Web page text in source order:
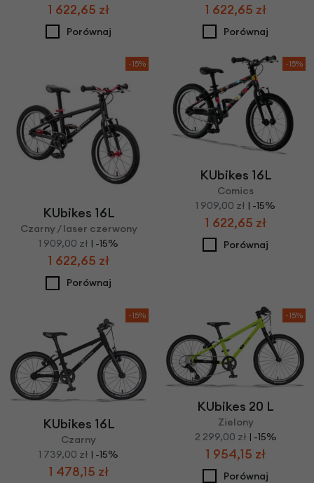
1 622,65 zł
Porównaj
1 622,65 zł
Porównaj
-15%
KUbikes 16L
Czarny / laser czerwony
1 909,00 zł | -15%
1 622,65 zł
Porównaj
-15%
KUbikes 16L
Comics
1 909,00 zł | -15%
1 622,65 zł
Porównaj
-15%
KUbikes 16L
Czarny
1 739,00 zł | -15%
1 478,15 zł
-15%
KUbikes 20 L
Zielony
2 299,00 zł | -15%
1 954,15 zł
Porównaj